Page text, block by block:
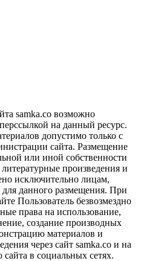
samka.co возможно
на данный ресурс.
допустимо только с
сайта. Размещение
или иной собственности
произведения и
исключительно лицам,
данного размещения. При
Пользователь безвозмездно
права на использование,
создание производных
материалов и
через сайт samka.co и на
в социальных сетях.